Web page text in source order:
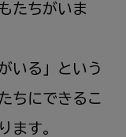
たちがいま
いる」という
ちにできるこ
ます。